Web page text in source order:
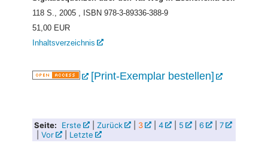
118 S., 2005
, ISBN 978-3-89336-388-9
51,00 EUR
Inhaltsverzeichnis
[Print-Exemplar bestellen]
Seite: Erste Zurück 3 4 5 6
7
Vor Letzte